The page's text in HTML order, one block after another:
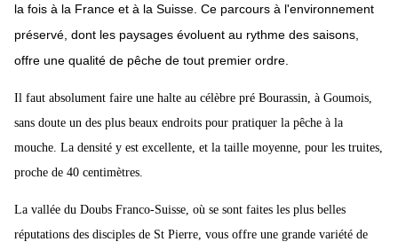
la fois à la France et à la Suisse. Ce parcours à l'environnement
préservé, dont les paysages évoluent au rythme des saisons,
offre une qualité de pêche de tout premier ordre.
Il faut absolument faire une halte au célèbre pré Bourassin, à Goumois,
sans doute un des plus beaux endroits pour pratiquer la pêche à la
mouche. La densité y est excellente, et la taille moyenne, pour les truites,
proche de 40 centimètres.
La vallée du Doubs Franco-Suisse, où se sont faites les plus belles
réputations des disciples de St Pierre, vous offre une grande variété de